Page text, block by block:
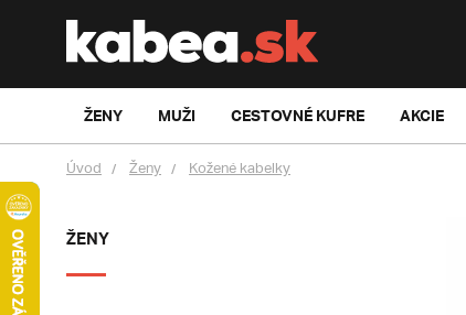
ŽENY MUŽI CESTOVNÉ KUFRE AKCIE
Úvod Ženy Kožené kabelky
ŽENY